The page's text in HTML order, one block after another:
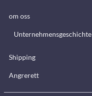
om oss
Unternehmensgeschichte
Shipping
Angrerett